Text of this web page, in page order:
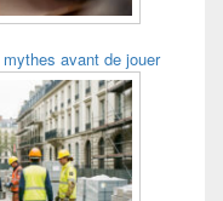
avant de jouer